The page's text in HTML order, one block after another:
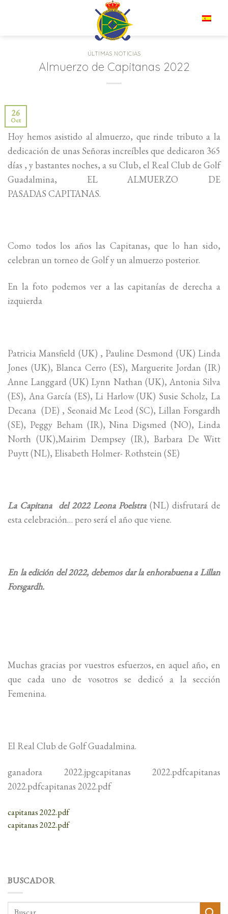
ÚLTIMAS NOTICIAS
Almuerzo de Capitanas 2022
26
Oct
Hoy hemos asistido al almuerzo, que rinde tributo a la
dedicación de unas Señoras increíbles que dedicaron 365
días , y bastantes noches, a su Club, el Real Club de Golf
Guadalmina, EL ALMUERZO DE
PASADAS CAPITANAS.
Como todos los años las Capitanas, que lo han sido,
celebran un torneo de Golf y un almuerzo posterior.
En la foto podemos ver a las capitanías de derecha a
izquierda
Patricia Mansfield (UK) , Pauline Desmond (UK) Linda
Jones (UK), Blanca Cerro (ES), Marguerite Jordan (IR)
Anne Langgard (UK) Lynn Nathan (UK), Antonia Silva
(ES), Ana García (ES), Li Harlow (UK) Susie Scholz, La
Decana (DE) , Seonaid Mc Leod (SC), Lillan Forsgardh
(SE), Peggy Beham (IR), Nina Digsmed (NO), Linda
North (UK),Mairim Dempsey (IR), Barbara De Witt
Puytt (NL), Elisabeth Holmer- Rothstein (SE)
La Capitana del 2022 Leona Poelstra(NL) disfrutará de
esta celebración… pero será el año que viene.
En la edición del 2022, debemos dar la enhorabuena a Lillan
Forsgardh.
Muchas gracias por vuestros esfuerzos, en aquel año, en
que cada uno de vosotros se dedicó a la sección
Femenina.
El Real Club de Golf Guadalmina.
ganadora 2022.jpgcapitanas 2022.pdfcapitanas
2022.pdfcapitanas 2022.pdf
capitanas 2022.pdf
capitanas 2022.pdf
BUSCADOR